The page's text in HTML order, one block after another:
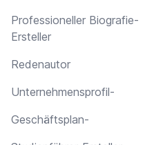
Professioneller Biografie-
Ersteller
Redenautor
Unternehmensprofil-
Geschäftsplan-